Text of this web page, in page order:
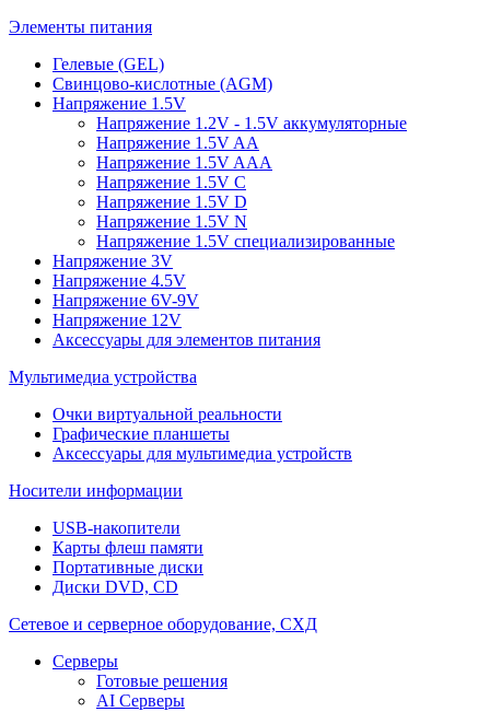
Элементы питания
Гелевые (GEL)
Свинцово-кислотные (AGM)
Напряжение 1.5V
Напряжение 1.2V - 1.5V аккумуляторные
Напряжение 1.5V AA
Напряжение 1.5V AAA
Напряжение 1.5V C
Напряжение 1.5V D
Напряжение 1.5V N
Напряжение 1.5V специализированные
Напряжение 3V
Напряжение 4.5V
Напряжение 6V-9V
Напряжение 12V
Аксессуары для элементов питания
Мультимедиа устройства
Очки виртуальной реальности
Графические планшеты
Аксессуары для мультимедиа устройств
Носители информации
USB-накопители
Карты флеш памяти
Портативные диски
Диски DVD, CD
Сетевое и серверное оборудование, СХД
Cерверы
Готовые решения
AI Серверы